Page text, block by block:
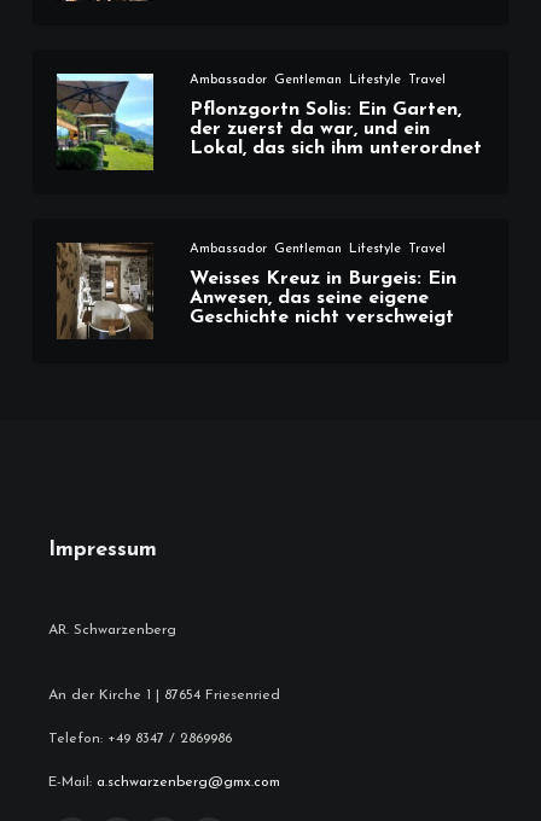
Ambassador Gentleman Lifestyle Travel
Pflonzgortn Solis: Ein Garten,
der zuerst da war, und ein
Lokal, das sich ihm unterordnet
Ambassador Gentleman Lifestyle Travel
Weisses Kreuz in Burgeis: Ein
Anwesen, das seine eigene
Geschichte nicht verschweigt
Impressum
An der Kirche 1 | 87654 Friesenried
Telefon: +49 8347 / 2869986
E-Mail: a.schwarzenberg@gmx.com